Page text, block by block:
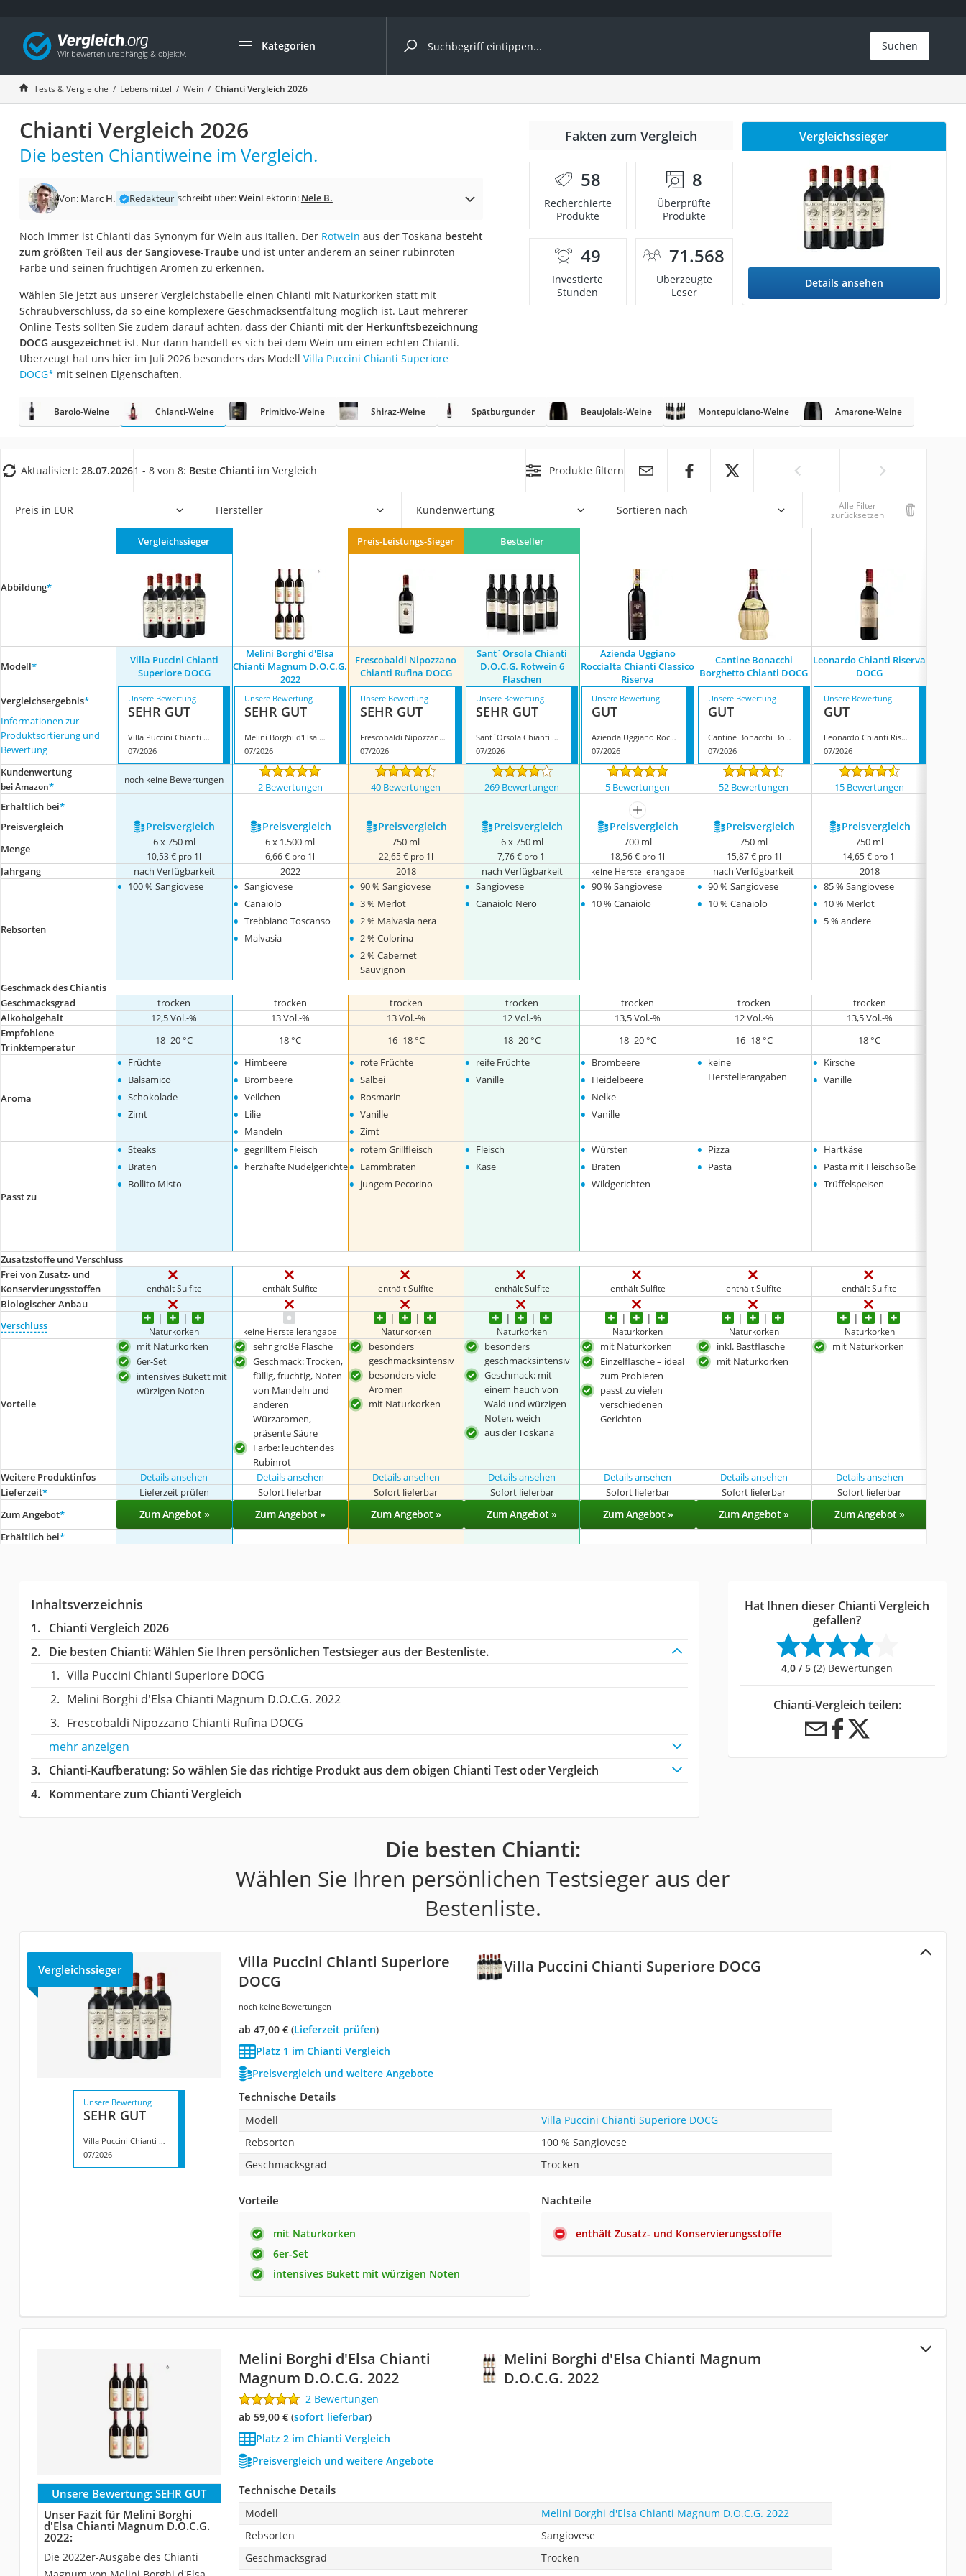
Kategorien
Die beliebtesten Vergleiche nach Kategorie
Lebensmittel
Schwarzkümmelöl
Knäckebrot
Schwarzkümmelöl-Kapseln
Manukahonig
Eiklar
Balsamico-Essig
Schwarzkümmelöl bio
Honig
Gemüsebrühe
Eiskaffee-Pulver
Grapefruitkernextrakt
Matcha-Set
MCT-Öl
Erythrit
Suchen
Tests & Vergleiche Lebensmittel Wein Chianti Vergleich 2026
Chianti Vergleich 2026
Die besten Chiantiweine im Vergleich.
Von: Marc H. Redakteur schreibt über:WeinLektorin: Nele B.
Noch immer ist Chianti das Synonym für Wein aus Italien. Der Rotwein aus der Toskana besteht
zum größten Teil aus der Sangiovese-Traubeund ist unter anderem an seiner rubinroten
Farbe und seinen fruchtigen Aromen zu erkennen.
Wählen Sie jetzt aus unserer Vergleichstabelle einen Chianti mit Naturkorken statt mit
Schraubverschluss, da so eine komplexere Geschmacksentfaltung möglich ist. Laut mehrerer
Online-Tests sollten Sie zudem darauf achten, dass der Chianti mit der Herkunftsbezeichnung
DOCG ausgezeichnet ist. Nur dann handelt es sich bei dem Wein um einen echten Chianti.
Überzeugt hat uns hier im Juli 2026 besonders das Modell Villa Puccini Chianti Superiore
DOCG* mit seinen Eigenschaften.
Fakten zum Vergleich
58
Recherchierte
Produkte
8
Überprüfte
Produkte
49
Investierte
Stunden
71.568
Überzeugte
Leser
Vergleichssieger
Details ansehen
Barolo-Weine Chianti-Weine Primitivo-Weine Shiraz-Weine Spätburgunder Beaujolais-Weine Montepulciano-Weine Amarone-Weine
Aktualisiert: 28.07.20261 - 8 von 8: Beste Chianti im Vergleich Produkte filtern
Preis in EUR Hersteller Kundenwertung Sortieren nach Alle Filter
zurücksetzen
Abbildung*
Vergleichssieger Preis-Leistungs-Sieger Bestseller
Modell*
Villa Puccini Chianti
Superiore DOCG
Melini Borghi d'Elsa
Chianti Magnum D.O.C.G.
2022
Frescobaldi Nipozzano
Chianti Rufina DOCG
Sant´Orsola Chianti
D.O.C.G. Rotwein 6
Flaschen
Azienda Uggiano
Roccialta Chianti Classico
Riserva
Cantine Bonacchi
Borghetto Chianti DOCG
Leonardo Chianti Riserva
DOCG
Vergleichsergebnis*
Informationen zur
Produktsortierung und
Bewertung
Unsere Bewertung
SEHR GUT
Villa Puccini Chianti Superiore DOCG
07/2026
Unsere Bewertung
SEHR GUT
Melini Borghi d'Elsa Chianti Magnum D.O.C.G. 2022
07/2026
Unsere Bewertung
SEHR GUT
Frescobaldi Nipozzano Chianti Rufina DOCG
07/2026
Unsere Bewertung
SEHR GUT
Sant´Orsola Chianti D.O.C.G. Rotwein 6 Flaschen
07/2026
Unsere Bewertung
GUT
Azienda Uggiano Roccialta Chianti Classico Riserva
07/2026
Unsere Bewertung
GUT
Cantine Bonacchi Borghetto Chianti DOCG
07/2026
Unsere Bewertung
GUT
Leonardo Chianti Riserva DOCG
07/2026
Kundenwertung
bei Amazon*
noch keine Bewertungen
2 Bewertungen 40 Bewertungen 269 Bewertungen 5 Bewertungen 52 Bewertungen 15 Bewertungen
Erhältlich bei*
mehr anzeigen
Preis­vergleich
Preis­vergleich Preis­vergleich Preis­vergleich Preis­vergleich Preis­vergleich Preis­vergleich Preis­vergleich
Menge
6 x 750 ml
10,53 € pro 1l
6 x 1.500 ml
6,66 € pro 1l
750 ml
22,65 € pro 1l
6 x 750 ml
7,76 € pro 1l
700 ml
18,56 € pro 1l
750 ml
15,87 € pro 1l
750 ml
14,65 € pro 1l
Jahrgang nach Verfügbarkeit 2022 2018 nach Verfügbarkeit keine Herstellerangabe nach Verfügbarkeit 2018
Rebsorten
• 100 % Sangiovese • Sangiovese
• Canaiolo
• Trebbiano Toscanso
• Malvasia
• 90 % Sangiovese
• 3 % Merlot
• 2 % Malvasia nera
• 2 % Colorina
• 2 % Cabernet
Sauvignon
• Sangiovese
• Canaiolo Nero
• 90 % Sangiovese
• 10 % Canaiolo
• 90 % Sangiovese
• 10 % Canaiolo
• 85 % Sangiovese
• 10 % Merlot
• 5 % andere
Geschmack des Chiantis
Geschmacksgrad
trocken trocken trocken trocken trocken trocken
trocken
Alkoholgehalt
12,5 Vol.-% 13 Vol.-% 13 Vol.-% 12 Vol.-% 13,5 Vol.-% 12 Vol.-%
13,5 Vol.-%
Empfohlene
Trinktemperatur
18–20 °C 18 °C 16–18 °C 18–20 °C 18–20 °C 16–18 °C 18 °C
Aroma
• Früchte
• Balsamico
• Schokolade
• Zimt
• Himbeere
• Brombeere
• Veilchen
• Lilie
• Mandeln
• rote Früchte
• Salbei
• Rosmarin
• Vanille
• Zimt
• reife Früchte
• Vanille
• Brombeere
• Heidelbeere
• Nelke
• Vanille
• keine
Herstellerangaben
• Kirsche
• Vanille
Passt zu
• Steaks
• Braten
• Bollito Misto
• gegrilltem Fleisch
• herzhafte Nudelgerichte
• rotem Grillfleisch
• Lammbraten
• jungem Pecorino
• Fleisch
• Käse
• Würsten
• Braten
• Wildgerichten
• Pizza
• Pasta
• Hartkäse
• Pasta mit Fleischsoße
• Trüffelspeisen
Zusatzstoffe und Verschluss
Frei von Zusatz- und
Konservierungsstoffen
enthält Sulfite enthält Sulfite enthält Sulfite enthält Sulfite enthält Sulfite enthält Sulfite enthält Sulfite
Biologischer Anbau
Verschluss
Naturkorken keine Herstellerangabe Naturkorken Naturkorken Naturkorken Naturkorken Naturkorken
Vorteile
mit Naturkorken
6er-Set
intensives Bukett mit
würzigen Noten
sehr große Flasche
Geschmack: Trocken,
füllig, fruchtig, Noten
von Mandeln und
anderen
Würzaromen,
präsente Säure
Farbe: leuchtendes
Rubinrot
besonders
geschmacksintensiv
besonders viele
Aromen
mit Naturkorken
besonders
geschmacksintensiv
Geschmack: mit
einem hauch von
Wald und würzigen
Noten, weich
aus der Toskana
mit Naturkorken
Einzelflasche – ideal
zum Probieren
passt zu vielen
verschiedenen
Gerichten
inkl. Bastflasche
mit Naturkorken
mit Naturkorken
Weitere Produktinfos Details ansehen Details ansehen Details ansehen Details ansehen Details ansehen Details ansehen
Details ansehen
Lieferzeit* Lieferzeit prüfen Sofort lieferbar Sofort lieferbar Sofort lieferbar Sofort lieferbar Sofort lieferbar Sofort lieferbar
Zum Angebot* Zum Angebot » Zum Angebot » Zum Angebot » Zum Angebot » Zum Angebot » Zum Angebot » Zum Angebot »
Erhältlich bei*
Inhaltsverzeichnis
Chianti Vergleich 2026
Die besten Chianti:Wählen Sie Ihren persönlichen Testsieger aus der Bestenliste.
Villa Puccini Chianti Superiore DOCG
Melini Borghi d'Elsa Chianti Magnum D.O.C.G. 2022
Frescobaldi Nipozzano Chianti Rufina DOCG
mehr anzeigen
Chianti-Kaufberatung: So wählen Sie das richtige Produkt aus dem obigen Chianti Test oder Vergleich
Kommentare zum Chianti Vergleich
Hat Ihnen dieser Chianti Vergleich
gefallen?
4,0 / 5 (2) Bewertungen
Chianti-Vergleich teilen:
Die besten Chianti:
Wählen Sie Ihren persönlichen Testsieger aus der
Bestenliste.
Villa Puccini Chianti Superiore DOCG
Vergleichssieger
Villa Puccini Chianti Superiore
DOCG
noch keine Bewertungen
ab 47,00 €(Lieferzeit prüfen)
Platz 1 im Chianti Vergleich
Preisvergleich und weitere Angebote
Unsere Bewertung
SEHR GUT
Villa Puccini Chianti Superiore DOCG
07/2026
Technische Details
Modell
Villa Puccini Chianti Superiore DOCG
Rebsorten
100 % Sangiovese
Geschmacksgrad
Trocken
Vorteile
mit Naturkorken
6er-Set
intensives Bukett mit würzigen Noten
Nachteile
enthält Zusatz- und Konservierungsstoffe
Melini Borghi d'Elsa Chianti Magnum
D.O.C.G. 2022
Melini Borghi d'Elsa Chianti
Magnum D.O.C.G. 2022
2 Bewertungen
ab 59,00 €( Sofort lieferbar)
Platz 2 im Chianti Vergleich
Preisvergleich und weitere Angebote
Unsere Bewertung: SEHR GUT
Unser Fazit für Melini Borghi
d'Elsa Chianti Magnum D.O.C.G.
2022:
Die 2022er-Ausgabe des Chianti
Technische Details
Modell
Melini Borghi d'Elsa Chianti Magnum D.O.C.G. 2022
Rebsorten
Sangiovese
Geschmacksgrad
Trocken